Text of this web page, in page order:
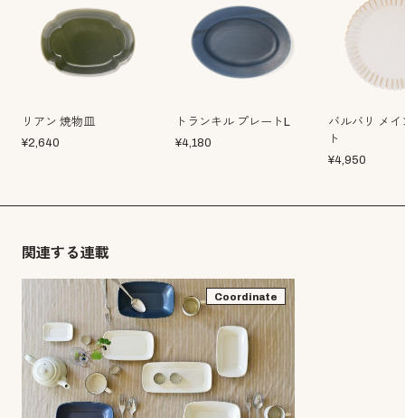
リアン 焼物皿
¥2,640
トランキル プレートL
¥4,180
バルバリ メイ
ト
¥4,950
関連する連載
Coordinate